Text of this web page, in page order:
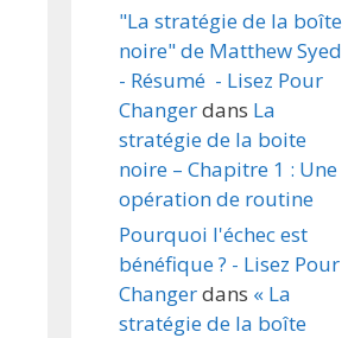
"La stratégie de la boîte
noire" de Matthew Syed
- Résumé - Lisez Pour
Changerdans La
stratégie de la boite
noire – Chapitre 1 : Une
opération de routine
Pourquoi l'échec est
bénéfique ? - Lisez Pour
Changerdans « La
stratégie de la boîte